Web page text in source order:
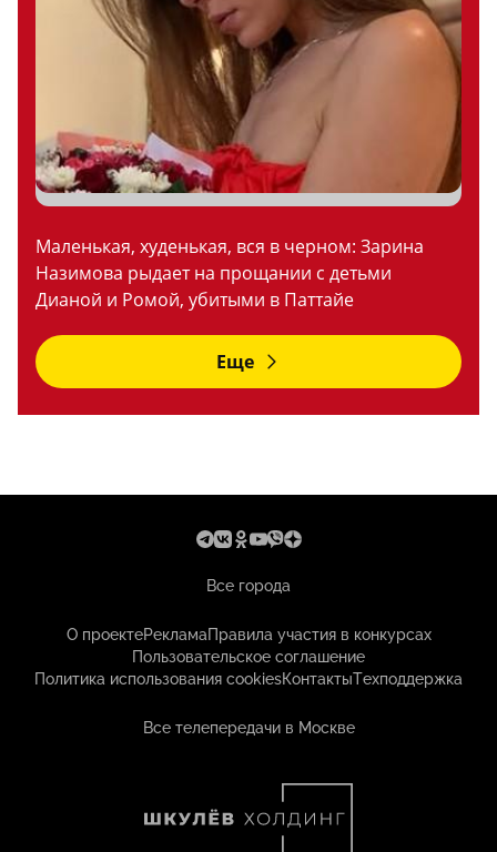
Маленькая, худенькая, вся в черном: Зарина
Назимова рыдает на прощании с детьми
Дианой и Ромой, убитыми в Паттайе
Еще
Все города
О проектеРекламаПравила участия в конкурсах
Пользовательское соглашение
Политика использования cookiesКонтактыТехподдержка
Все телепередачи в Москве